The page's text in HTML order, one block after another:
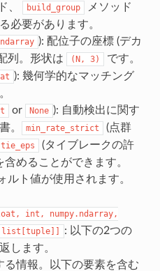
、 build_group
メソッド
必要があります。
): 配位子の座標 (デカ
列。形状は
(N, 3) です。
): 幾何学的なマッチング
or None ): 自動検出に関す
。
min_rate_strict
(点群
tie_eps
(タイブレークの許
めることができます。
ルト値が使用されます。
int,
numpy.ndarray,
list[tuple]]
: 以下の2つの
します。
る情報。以下の要素を含む